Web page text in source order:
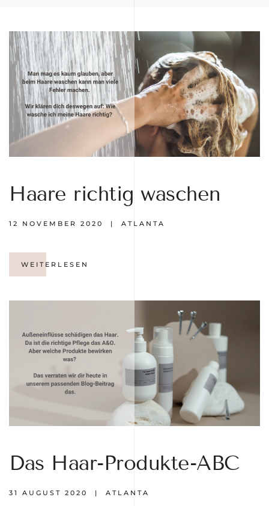
Haare richtig waschen
12 NOVEMBER 2020 | ATLANTA
WEITERLESEN
Das Haar-Produkte-ABC
31 AUGUST 2020 | ATLANTA